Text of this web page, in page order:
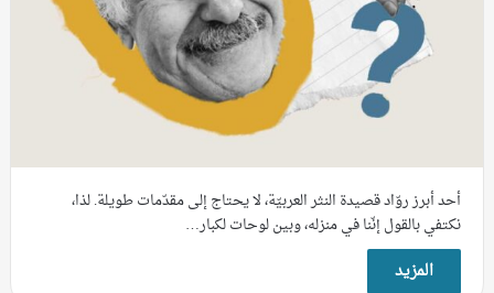
أحد أبرز روّاد قصيدة النثر العربيّة، لا يحتاج إلى مقدّمات طويلة. لذا،
نكتفي بالقول إنّنا في منزله، وبين لوحات لكبار…
المزيد